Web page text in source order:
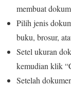
membuat
Pilih jenis
buku, brosur,
Setel ukuran
kemudian klik
Setelah